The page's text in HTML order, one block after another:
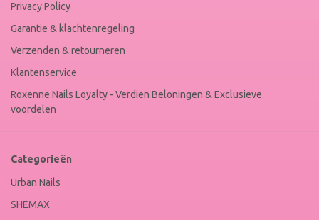
Privacy Policy
Garantie & klachtenregeling
Verzenden & retourneren
Klantenservice
Roxenne Nails Loyalty - Verdien Beloningen & Exclusieve
voordelen
Categorieën
Urban Nails
SHEMAX